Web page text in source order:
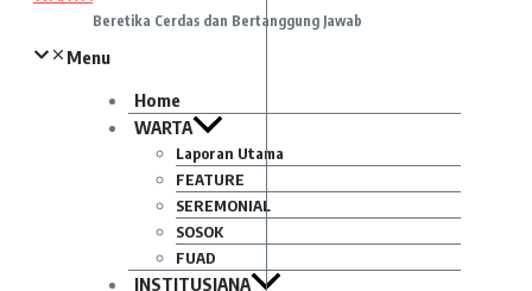
Beretika Cerdas dan Bertanggung Jawab
Menu
Home
WARTA
Laporan Utama
FEATURE
SEREMONIAL
SOSOK
FUAD
INSTITUSIANA